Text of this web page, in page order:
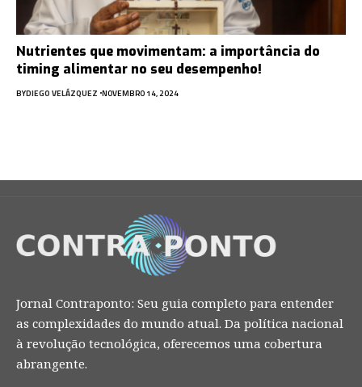
Nutrientes que movimentam: a importância do
timing alimentar no seu desempenho!
BYDIEGO VELÁZQUEZ NOVEMBRO 14, 2024
Jornal Contraponto: Seu guia completo para entender
as complexidades do mundo atual. Da política nacional
à revolução tecnológica, oferecemos uma cobertura
abrangente.